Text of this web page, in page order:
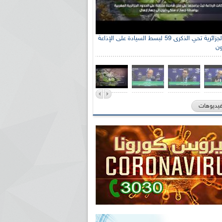
الإذاعة الجزائرية تحي الذكرى 59 لبسط السيادة على الإذاعة